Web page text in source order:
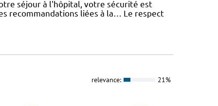
séjour à l'hôpital, votre sécurité est
recommandations liées à la… Le respect
relevance: 21%